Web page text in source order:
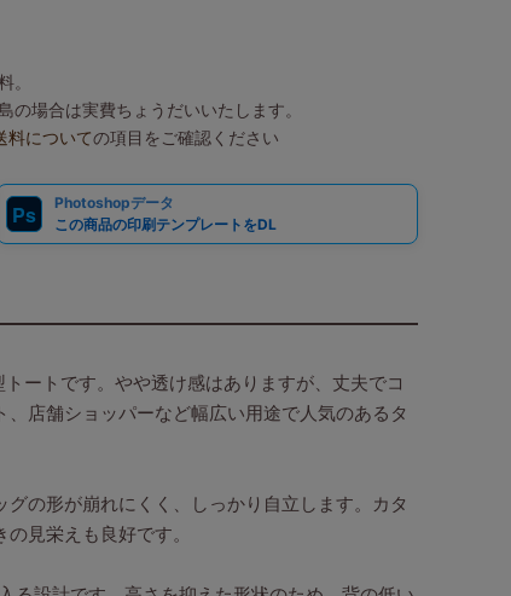
。
場合は実費ちょうだいいたします。
料についての項目をご確認ください
Ps
Photoshopデータ
この商品の印刷テンプレートをDL
ートです。やや透け感はありますが、丈夫でコ
店舗ショッパーなど幅広い用途で人気のあるタ
の形が崩れにくく、しっかり自立します。カタ
見栄えも良好です。